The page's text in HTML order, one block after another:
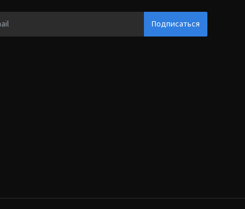
Подписаться